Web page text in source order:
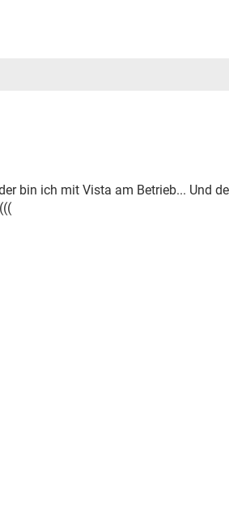
bin ich mit Vista am Betrieb... Und